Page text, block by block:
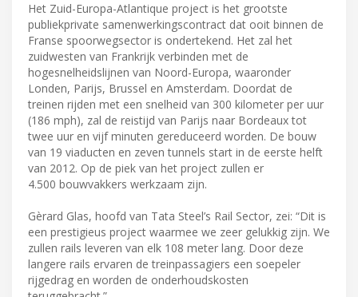
Het Zuid-Europa-Atlantique project is het grootste
publiekprivate samenwerkingscontract dat ooit binnen de
Franse spoorwegsector is ondertekend. Het zal het
zuidwesten van Frankrijk verbinden met de
hogesnelheidslijnen van Noord-Europa, waaronder
Londen, Parijs, Brussel en Amsterdam. Doordat de
treinen rijden met een snelheid van 300 kilometer per uur
(186 mph), zal de reistijd van Parijs naar Bordeaux tot
twee uur en vijf minuten gereduceerd worden. De bouw
van 19 viaducten en zeven tunnels start in de eerste helft
van 2012. Op de piek van het project zullen er
4.500 bouwvakkers werkzaam zijn.
Gèrard Glas, hoofd van Tata Steel’s Rail Sector, zei: “Dit is
een prestigieus project waarmee we zeer gelukkig zijn. We
zullen rails leveren van elk 108 meter lang. Door deze
langere rails ervaren de treinpassagiers een soepeler
rijgedrag en worden de onderhoudskosten